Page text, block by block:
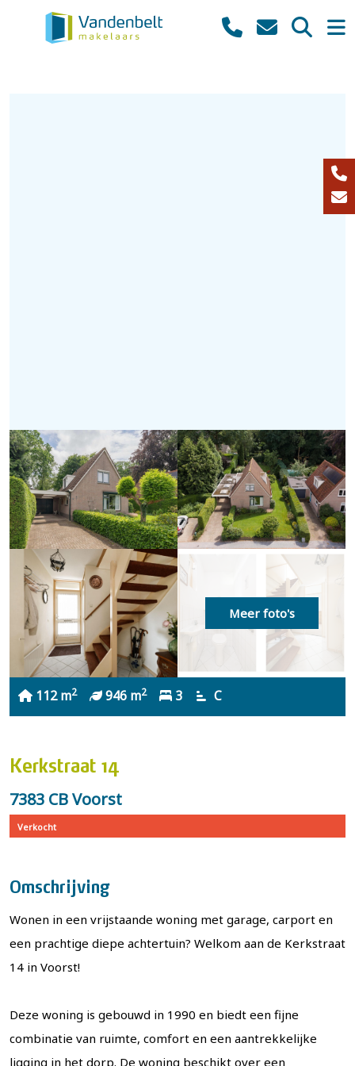
Meer foto's
112 m2 946 m2 3 C
Kerkstraat 14
7383 CB Voorst
Verkocht
Omschrijving
Wonen in een vrijstaande woning met garage, carport en
een prachtige diepe achtertuin? Welkom aan de Kerkstraat
14 in Voorst!
Deze woning is gebouwd in 1990 en biedt een fijne
combinatie van ruimte, comfort en een aantrekkelijke
ligging in het dorp. De woning beschikt over een